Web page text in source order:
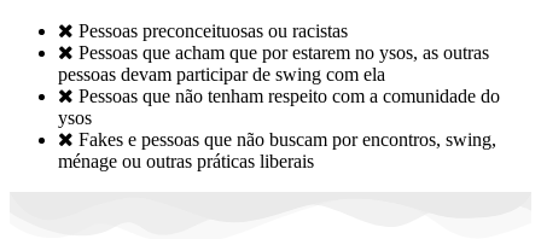
 Pessoas preconceituosas ou racistas
 Pessoas que acham que por estarem no ysos, as outras
pessoas devam participar de swing com ela
 Pessoas que não tenham respeito com a comunidade do
ysos
 Fakes e pessoas que não buscam por encontros, swing,
ménage ou outras práticas liberais